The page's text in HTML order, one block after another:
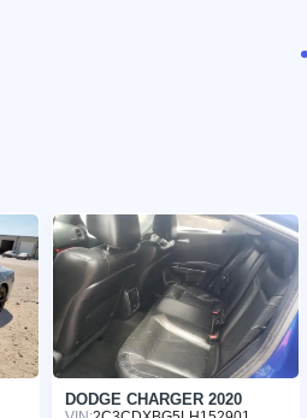
DODGE CHARGER 2020